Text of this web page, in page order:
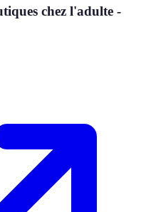
chez l'adulte -